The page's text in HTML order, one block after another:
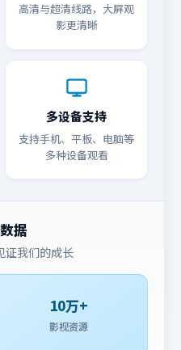
高清与超清线路，大屏观
影更清晰
多设备支持
支持手机、平板、电脑等
多种设备观看
据
证我们的成长
10万+
影视资源